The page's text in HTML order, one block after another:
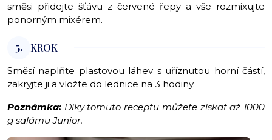
směsi přidejte šťávu z červené řepy a vše rozmixujte
ponorným mixérem.
5. KROK
Směsí naplňte plastovou láhev s uříznutou horní částí,
zakryjte ji a vložte do lednice na 3 hodiny.
Poznámka: Díky tomuto receptu můžete získat až 1000
g salámu Junior.